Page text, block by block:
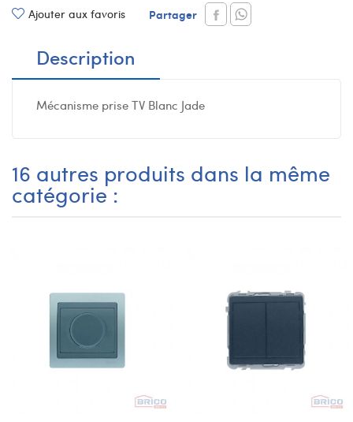
Ajouter aux favoris Partager
Description
Mécanisme prise TV Blanc Jade
16 autres produits dans la même
catégorie :